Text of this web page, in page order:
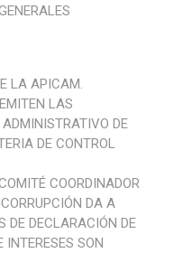
LA APICAM.
LAS
DE
DE CONTROL
COORDINADOR
DA A
DE DECLARACIÓN DE
SON